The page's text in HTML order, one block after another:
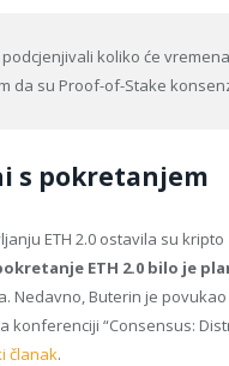
koliko će
da su Proof-of-Stake
s pokretanjem
ETH 2.0 ostavila su
ETH 2.0 bilo je
Nedavno, Buterin je
konferenciji “Consensus:
članak.